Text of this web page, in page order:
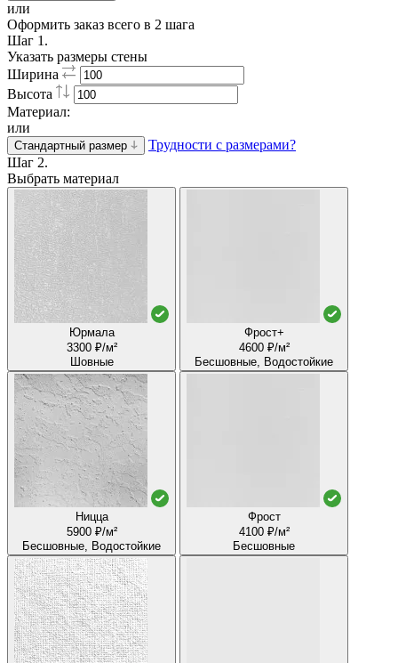
или
Оформить заказ всего в 2 шага
Шаг 1.
Указать размеры стены
Ширина
Высота
Материал:
или
Стандартный размер
Трудности с размерами?
Шаг 2.
Выбрать материал
Юрмала
3300 ₽/м²
Шовные
Фрост+
4600 ₽/м²
Бесшовные, Водостойкие
Ницца
5900 ₽/м²
Бесшовные, Водостойкие
Фрост
4100 ₽/м²
Бесшовные